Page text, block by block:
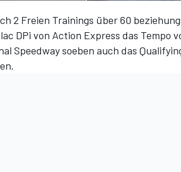
2 Freien Trainings über 60
DPi von Action Express das Tempo
Speedway soeben auch das